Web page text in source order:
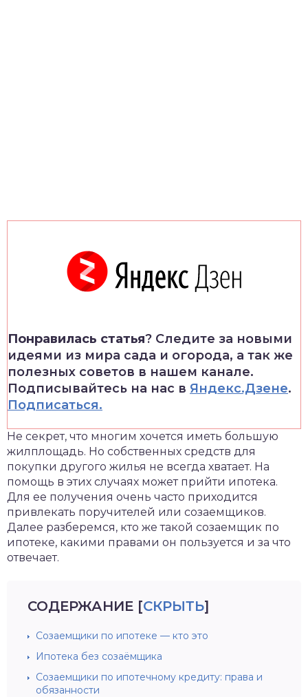
Понравилась статья? Следите за новыми
идеями из мира сада и огорода, а так же
полезных советов в нашем канале.
Подписывайтесь на нас в Яндекс.Дзене.
Подписаться.
Не секрет, что многим хочется иметь большую
жилплощадь. Но собственных средств для
покупки другого жилья не всегда хватает. На
помощь в этих случаях может прийти ипотека.
Для ее получения очень часто приходится
привлекать поручителей или созаемщиков.
Далее разберемся, кто же такой созаемщик по
ипотеке, какими правами он пользуется и за что
отвечает.
СОДЕРЖАНИЕ [СКРЫТЬ]
Созаемщики по ипотеке — кто это
Ипотека без созаёмщика
Созаемщики по ипотечному кредиту: права и
обязанности